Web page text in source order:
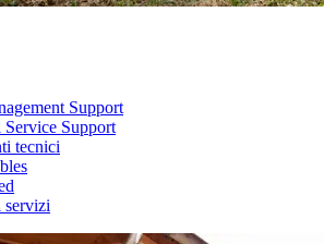
Support
Service Support
tecnici
servizi